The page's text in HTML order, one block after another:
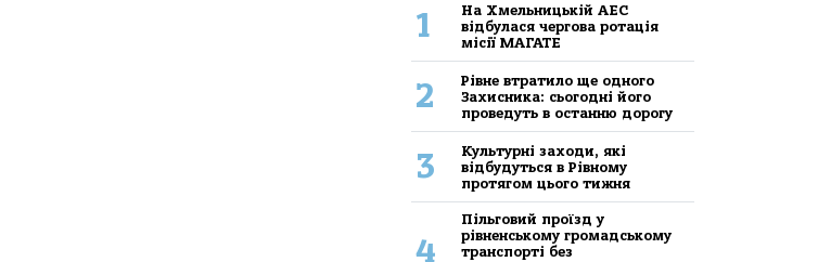
1
На Хмельницькій АЕС
відбулася чергова ротація
місії МАГАТЕ
2
Рівне втратило ще одного
Захисника: сьогодні його
проведуть в останню дорогу
3
Культурні заходи, які
відбудуться в Рівному
протягом цього тижня
4
Пільговий проїзд у
рівненському громадському
транспорті без